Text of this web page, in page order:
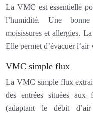
La VMC est essentielle
l’humidité. Une
moisissures et allergies.
Elle permet d’évacuer
VMC simple flux
La VMC simple flux
des entrées situées aux
(adaptant le débit